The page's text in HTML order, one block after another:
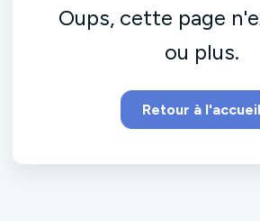
Oups, cette page
ou plus.
Retour à l'accueil